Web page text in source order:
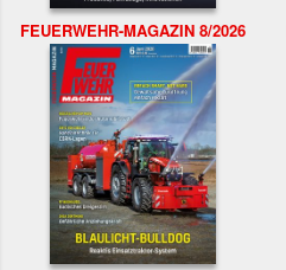
FEUERWEHR-MAGAZIN 8/2026